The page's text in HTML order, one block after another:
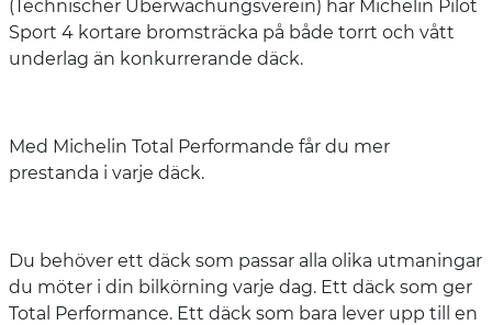
(Technischer Überwachungsverein) har Michelin Pilot
Sport 4 kortare bromsträcka på både torrt och vått
underlag än konkurrerande däck.
Med Michelin Total Performande får du mer
prestanda i varje däck.
Du behöver ett däck som passar alla olika utmaningar
du möter i din bilkörning varje dag. Ett däck som ger
Total Performance. Ett däck som bara lever upp till en